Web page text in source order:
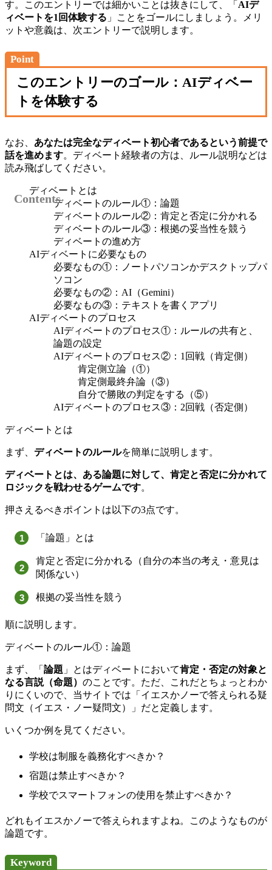
す。このエントリーでは細かいことは抜きにして、「 AIデ
ィベートを1回体験する 」ことをゴールにしましょう。メリ
ットや意義は、次エントリーで説明します。
Point
このエントリーのゴール：AIディベー
トを体験する
なお、 あなたは完全なディベート初心者であるという前提で
話を進めます。ディベート経験者の方は、ルール説明などは
読み飛ばしてください。
ディベートとは
ディベートのルール①：論題
ディベートのルール②：肯定と否定に分かれる
ディベートのルール③：根拠の妥当性を競う
ディベートの進め方
AIディベートに必要なもの
必要なもの①：ノートパソコンかデスクトップパ
ソコン
必要なもの②：AI（Gemini）
必要なもの③：テキストを書くアプリ
AIディベートのプロセス
AIディベートのプロセス①：ルールの共有と、
論題の設定
AIディベートのプロセス②：1回戦（肯定側）
肯定側立論（①）
肯定側最終弁論（③）
自分で勝敗の判定をする（⑤）
AIディベートのプロセス③：2回戦（否定側）
ディベートとは
まず、 ディベートのルールを簡単に説明します。
ディベートとは、ある論題に対して、肯定と否定に分かれて
ロジックを戦わせるゲームです。
押さえるべきポイントは以下の3点です。
「論題」とは
肯定と否定に分かれる（自分の本当の考え・意見は
関係ない）
根拠の妥当性を競う
順に説明します。
ディベートのルール①：論題
まず、「 論題 」とはディベートにおいて肯定・否定の対象と
なる言説（命題） のことです。ただ、これだとちょっとわか
りにくいので、当サイトでは「イエスかノーで答えられる疑
問文（イエス・ノー疑問文）」だと定義します。
いくつか例を見てください。
学校は制服を義務化すべきか？
宿題は禁止すべきか？
学校でスマートフォンの使用を禁止すべきか？
どれもイエスかノーで答えられますよね。このようなものが
論題です。
Keyword